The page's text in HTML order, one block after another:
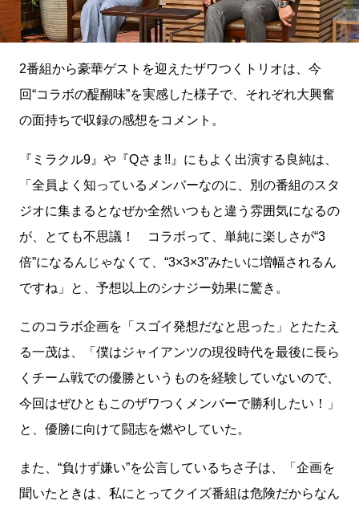
2番組から豪華ゲストを迎えたザワつくトリオは、今
回“コラボの醍醐味”を実感した様子で、それぞれ大興奮
の面持ちで収録の感想をコメント。
『ミラクル9』や『Qさま!!』にもよく出演する良純は、
「全員よく知っているメンバーなのに、別の番組のスタ
ジオに集まるとなぜか全然いつもと違う雰囲気になるの
が、とても不思議！ コラボって、単純に楽しさが“3
倍”になるんじゃなくて、“3×3×3”みたいに増幅されるん
ですね」と、予想以上のシナジー効果に驚き。
このコラボ企画を「スゴイ発想だなと思った」とたたえ
る一茂は、「僕はジャイアンツの現役時代を最後に長ら
くチーム戦での優勝というものを経験していないので、
今回はぜひともこのザワつくメンバーで勝利したい！」
と、優勝に向けて闘志を燃やしていた。
また、“負けず嫌い”を公言しているちさ子は、「企画を
聞いたときは、私にとってクイズ番組は危険だからなん